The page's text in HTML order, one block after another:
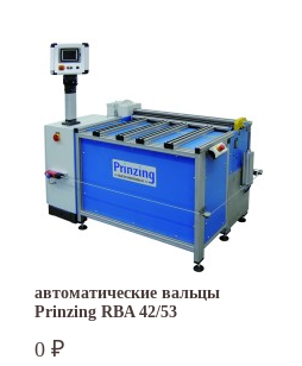
обрабатываемого листа до 4,5мм, при
могут иметь шлифованную или
гибочный паз, а нижний и задний закладные
привод на 3 вала. Дополнительно вальцы
подгибающим приспособлением с четвёртым
автоматические вальцы
Prinzing RBA 42/53
0 ₽